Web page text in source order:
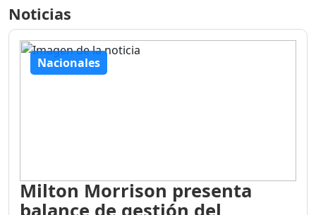
Noticias
Nacionales
Milton Morrison presenta